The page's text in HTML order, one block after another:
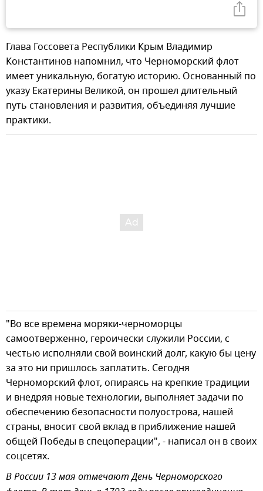
Глава Госсовета Республики Крым Владимир
Константинов напомнил, что Черноморский флот
имеет уникальную, богатую историю. Основанный по
указу Екатерины Великой, он прошел длительный
путь становления и развития, объединяя лучшие
практики.
"Во все времена моряки-черноморцы
самоотверженно, героически служили России, с
честью исполняли свой воинский долг, какую бы цену
за это ни пришлось заплатить. Сегодня
Черноморский флот, опираясь на крепкие традиции
и внедряя новые технологии, выполняет задачи по
обеспечению безопасности полуострова, нашей
страны, вносит свой вклад в приближение нашей
общей Победы в спецоперации", - написал он в своих
соцсетях.
В России 13 мая отмечают День Черноморского